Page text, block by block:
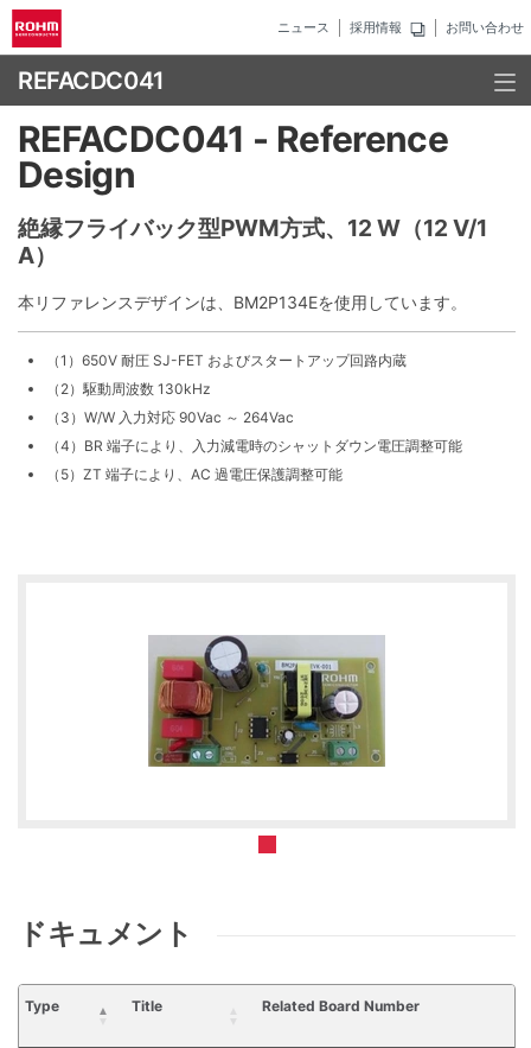
ニュース 採用情報 お問い合わせ
REFACDC041
REFACDC041 - Reference
Design
絶縁フライバック型PWM⽅式、12 W（12 V/1
A）
本リファレンスデザインは、BM2P134Eを使用しています。
（1）650V 耐圧 SJ-FET およびスタートアップ回路内蔵
（2）駆動周波数 130kHz
（3）W/W 入力対応 90Vac ～ 264Vac
（4）BR 端子により、入力減電時のシャットダウン電圧調整可能
（5）ZT 端子により、AC 過電圧保護調整可能
ドキュメント
Type Title Related Board Number